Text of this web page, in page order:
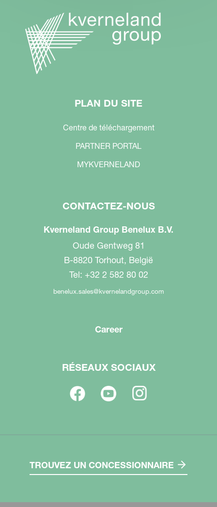
PLAN DU SITE
Centre de téléchargement
PARTNER PORTAL
MYKVERNELAND
CONTACTEZ-NOUS
Kverneland Group Benelux B.V.
Oude Gentweg 81
B-8820 Torhout, België
Tel: +32 2 582 80 02
benelux.sales@kvernelandgroup.com
Career
RÉSEAUX SOCIAUX
TROUVEZ UN CONCESSIONNAIRE